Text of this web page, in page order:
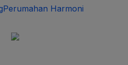
Perumahan Harmoni